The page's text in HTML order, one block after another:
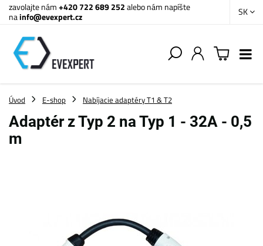
zavolajte nám+420 722 689 252alebo nám napíšte
nainfo@evexpert.cz SK
Úvod E-shop Nabíjacie adaptéry T1 & T2
Adaptér z Typ 2 na Typ 1 - 32A - 0,5
m